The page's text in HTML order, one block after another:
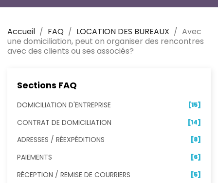
Accueil FAQ LOCATION DES BUREAUX
Avec
une domiciliation, peut on organiser des rencontres
avec des clients ou ses associés?
Sections FAQ
DOMICILIATION D'ENTREPRISE [15]
CONTRAT DE DOMICILIATION [14]
ADRESSES / RÉEXPÉDITIONS [8]
PAIEMENTS [6]
RÉCEPTION / REMISE DE COURRIERS [5]